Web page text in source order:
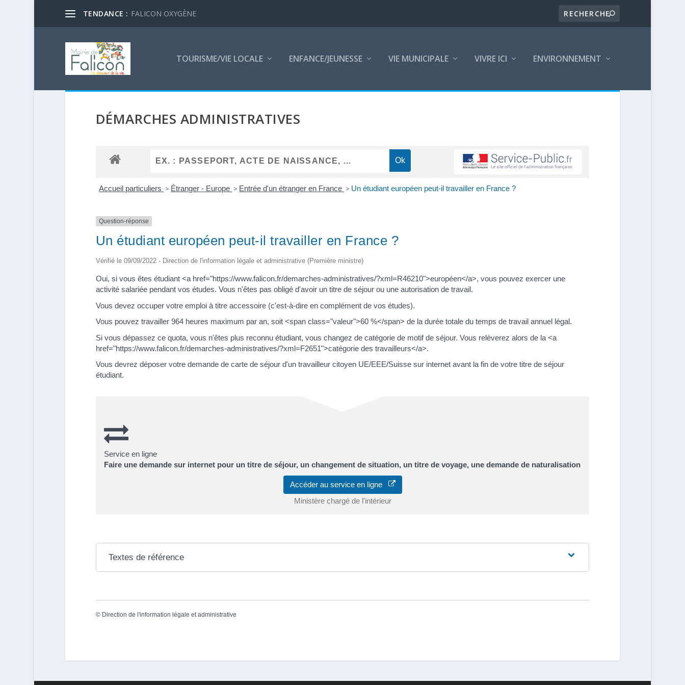
TENDANCE : FALICON OXYGÈNE
TOURISME/VIE LOCALE ENFANCE/JEUNESSE VIE MUNICIPALE VIVRE ICI ENVIRONNEMENT
DÉMARCHES ADMINISTRATIVES
Accueil particuliers > Étranger - Europe > Entrée d'un étranger en France > Un étudiant européen peut-il travailler en France ?
Question-réponse
Un étudiant européen peut-il travailler en France ?
Vérifié le 09/09/2022 - Direction de l'information légale et administrative (Première ministre)
Oui, si vous êtes étudiant <a href="https://www.falicon.fr/demarches-administratives/?xml=R46210">européen</a>, vous pouvez exercer une
activité salariée pendant vos études. Vous n'êtes pas obligé d'avoir un titre de séjour ou une autorisation de travail.
Vous devez occuper votre emploi à titre accessoire (c'est-à-dire en complément de vos études).
Vous pouvez travailler 964 heures maximum par an, soit <span class="valeur">60 %</span> de la durée totale du temps de travail annuel légal.
Si vous dépassez ce quota, vous n'êtes plus reconnu étudiant, vous changez de catégorie de motif de séjour. Vous relèverez alors de la <a
href="https://www.falicon.fr/demarches-administratives/?xml=F2651">catégorie des travailleurs</a>.
Vous devrez déposer votre demande de carte de séjour d'un travailleur citoyen UE/EEE/Suisse sur internet avant la fin de votre titre de séjour
étudiant.
Service en ligne
Faire une demande sur internet pour un titre de séjour, un changement de situation, un titre de voyage, une demande de naturalisation
Accéder au service en ligne
Ministère chargé de l'intérieur
Textes de référence
© Direction de l'information légale et administrative